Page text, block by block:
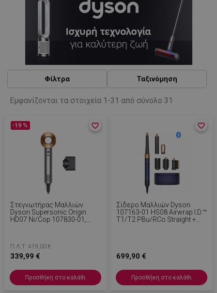
Φίλτρα Ταξινόμηση
Εμφανίζονται τα στοιχεία 1-31 από σύνολο 31
Στεγνωτήρας Μαλλιών
Dyson Supersonic Origin
HD07 Ni/Cop 107830-01,
Ιονισμός, Air Multiplier,
Χρώμα Νικελίου/χαλκού
-19 %
Π.Λ.Τ: 419,00 €
339,99 €
favorite_border
favorite_border
Προσθήκη στο καλάθι
Σίδερο Μαλλιών Dyson
107163-01 HS08 Airwrap I.d.™
T1/T2 PBu/RCo Straight +
Bluetooth, Μπλε Της
699,90 €
favorite_border
favorite_border
Προσθήκη στο καλάθι